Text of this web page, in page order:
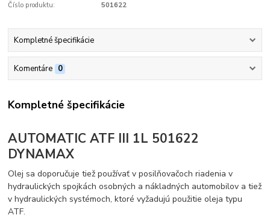
Číslo produktu: 501622
Kompletné špecifikácie
Komentáre 0
Kompletné špecifikácie
AUTOMATIC ATF III 1L 501622
DYNAMAX
Olej sa doporučuje tiež používať v posilňovačoch riadenia v
hydraulických spojkách osobných a nákladných automobilov a tiež
v hydraulických systémoch, ktoré vyžadujú použitie oleja typu
ATF.